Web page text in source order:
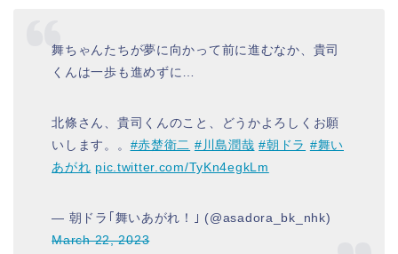
舞ちゃんたちが夢に向かって前に進むなか、貴司
くんは一歩も進めずに…
北條さん、貴司くんのこと、どうかよろしくお願
いします。。 #赤楚衛二 #川島潤哉 #朝ドラ #舞い
あがれ pic.twitter.com/TyKn4egkLm
— 朝ドラ｢舞いあがれ！｣ (@asadora_bk_nhk)
March 22, 2023